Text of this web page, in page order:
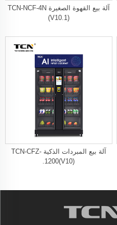
آلة بيع القهوة الصغيرة TCN-NCF-4N
(V10.1)
آلة بيع المبردات الذكية TCN-CFZ-
1200(V10).